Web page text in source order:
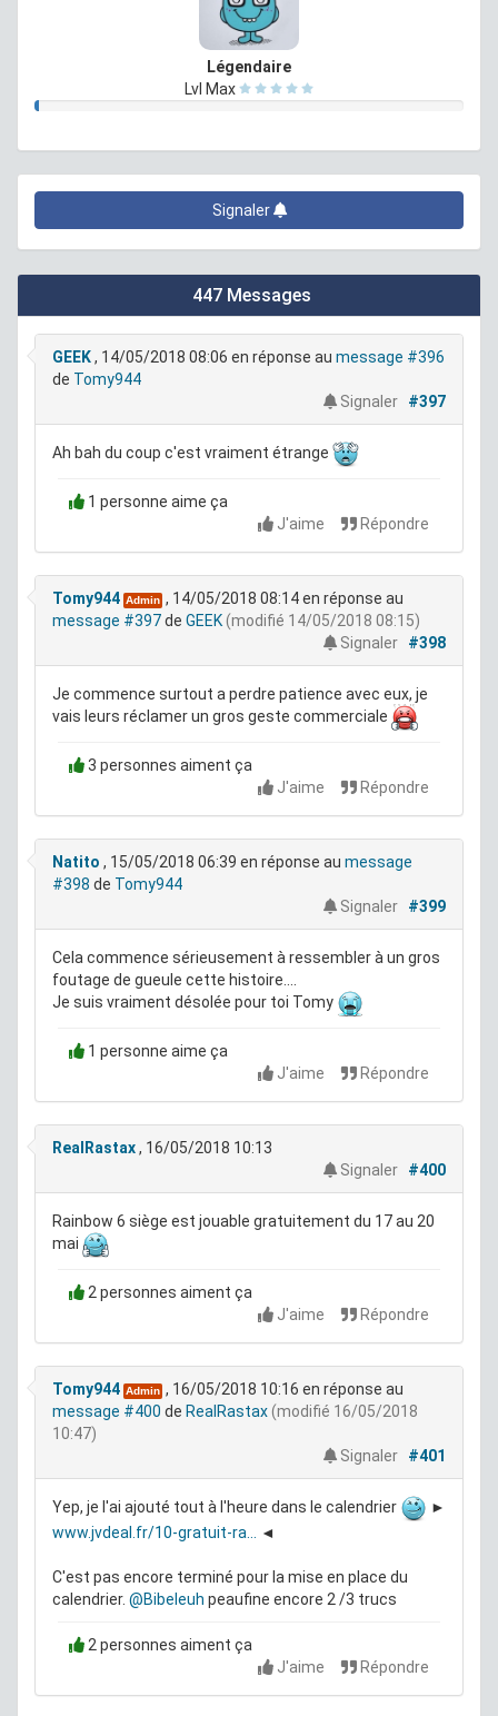
Légendaire
Lvl Max
Signaler
447 Messages
GEEK, 14/05/2018 08:06 en réponse au message #396
de Tomy944
Signaler
#397
Ah bah du coup c'est vraiment étrange
1 personne aime ça
J'aime
Répondre
Tomy944 Admin , 14/05/2018 08:14en réponse au
message #397de GEEK(modifié 14/05/2018 08:15)
Signaler
#398
Je commence surtout a perdre patience avec eux, je
vais leurs réclamer un gros geste commerciale
3 personnes aiment ça
J'aime
Répondre
Natito , 15/05/2018 06:39 en réponse au message
#398 de Tomy944
Signaler
#399
Cela commence sérieusement à ressembler à un gros
foutage de gueule cette histoire....
Je suis vraiment désolée pour toi Tomy
1 personne aime ça
J'aime
Répondre
RealRastax, 16/05/2018 10:13
Signaler
#400
Rainbow 6 siège est jouable gratuitement du 17 au 20
mai
2 personnes aiment ça
J'aime
Répondre
Tomy944 Admin , 16/05/2018 10:16 en réponse au
message #400 de RealRastax(modifié 16/05/2018
10:47)
Signaler
#401
Yep, je l'ai ajouté tout à l'heure dans le calendrier
►
www.jvdeal.fr/10-gratuit-ra... ◄
C'est pas encore terminé pour la mise en place du
calendrier. @Bibeleuh peaufine encore 2 /3 trucs
2 personnes aiment ça
J'aime
Répondre